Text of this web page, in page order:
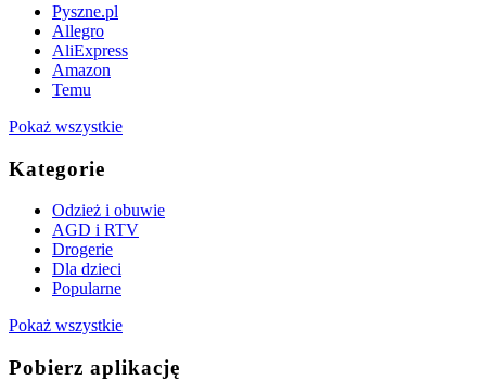
Pyszne.pl
Allegro
AliExpress
Amazon
Temu
Pokaż wszystkie
Kategorie
Odzież i obuwie
AGD i RTV
Drogerie
Dla dzieci
Popularne
Pokaż wszystkie
Pobierz aplikację